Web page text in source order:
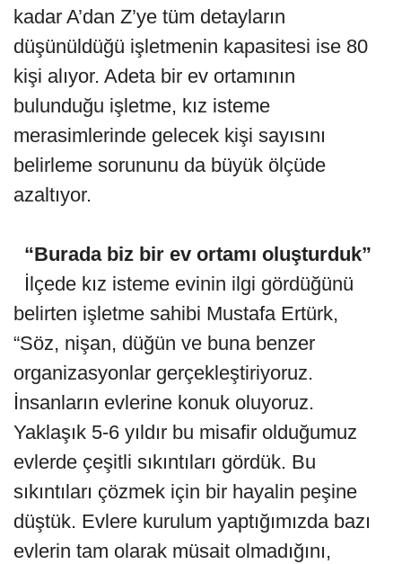
kadar A’dan Z’ye tüm detayların
düşünüldüğü işletmenin kapasitesi ise 80
kişi alıyor. Adeta bir ev ortamının
bulunduğu işletme, kız isteme
merasimlerinde gelecek kişi sayısını
belirleme sorununu da büyük ölçüde
azaltıyor.
“Burada biz bir ev ortamı oluşturduk”
İlçede kız isteme evinin ilgi gördüğünü
belirten işletme sahibi Mustafa Ertürk,
“Söz, nişan, düğün ve buna benzer
organizasyonlar gerçekleştiriyoruz.
İnsanların evlerine konuk oluyoruz.
Yaklaşık 5-6 yıldır bu misafir olduğumuz
evlerde çeşitli sıkıntıları gördük. Bu
sıkıntıları çözmek için bir hayalin peşine
düştük. Evlere kurulum yaptığımızda bazı
evlerin tam olarak müsait olmadığını,